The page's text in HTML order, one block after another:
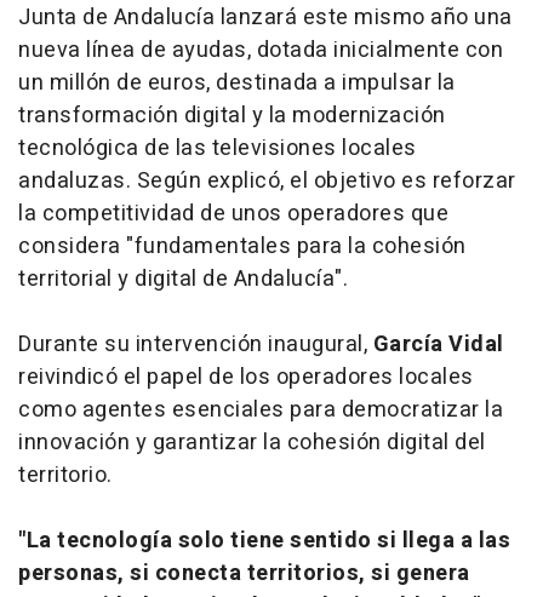
Junta de Andalucía lanzará este mismo año una
nueva línea de ayudas, dotada inicialmente con
un millón de euros, destinada a impulsar la
transformación digital y la modernización
tecnológica de las televisiones locales
andaluzas. Según explicó, el objetivo es reforzar
la competitividad de unos operadores que
considera "fundamentales para la cohesión
territorial y digital de Andalucía".
Durante su intervención inaugural, García Vidal
reivindicó el papel de los operadores locales
como agentes esenciales para democratizar la
innovación y garantizar la cohesión digital del
territorio.
"La tecnología solo tiene sentido si llega a las
personas, si conecta territorios, si genera